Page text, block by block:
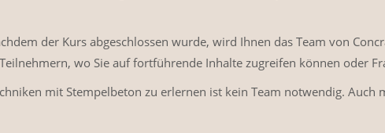
der Kurs abgeschlossen wurde, wird Ihnen das Team von
wo Sie auf fortführende Inhalte zugreifen können oder
mit Stempelbeton zu erlernen ist kein Team notwendig. Auch